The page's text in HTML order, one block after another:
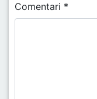
Comentari *